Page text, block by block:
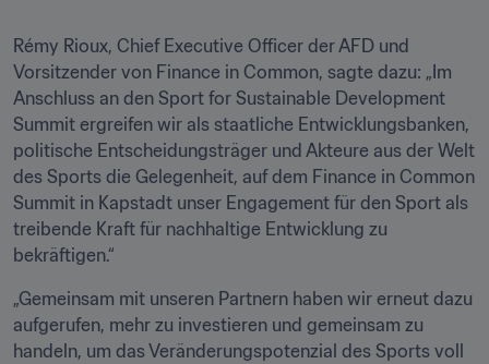
Rémy Rioux, Chief Executive Officer der AFD und
Vorsitzender von Finance in Common, sagte dazu: „Im
Anschluss an den Sport for Sustainable Development
Summit ergreifen wir als staatliche Entwicklungsbanken,
politische Entscheidungsträger und Akteure aus der Welt
des Sports die Gelegenheit, auf dem Finance in Common
Summit in Kapstadt unser Engagement für den Sport als
treibende Kraft für nachhaltige Entwicklung zu
bekräftigen.“
„Gemeinsam mit unseren Partnern haben wir erneut dazu
aufgerufen, mehr zu investieren und gemeinsam zu
handeln, um das Veränderungspotenzial des Sports voll